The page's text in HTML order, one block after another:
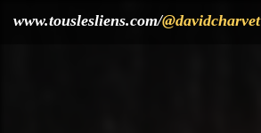
www.touslesliens.com/@davidcharvet